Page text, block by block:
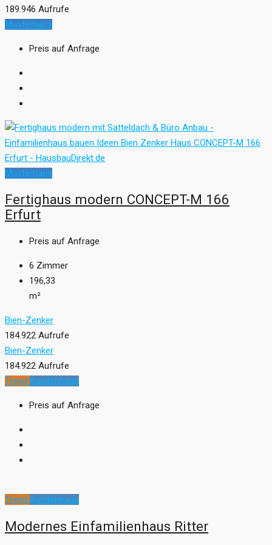
189.946 Aufrufe
Musterhaus
Preis auf Anfrage
Musterhaus
Fertighaus modern CONCEPT-M 166
Erfurt
Preis auf Anfrage
6 Zimmer
196,33
m²
Bien-Zenker
184.922 Aufrufe
Bien-Zenker
184.922 Aufrufe
Trend Kundenhaus
Preis auf Anfrage
Trend Kundenhaus
Modernes Einfamilienhaus Ritter